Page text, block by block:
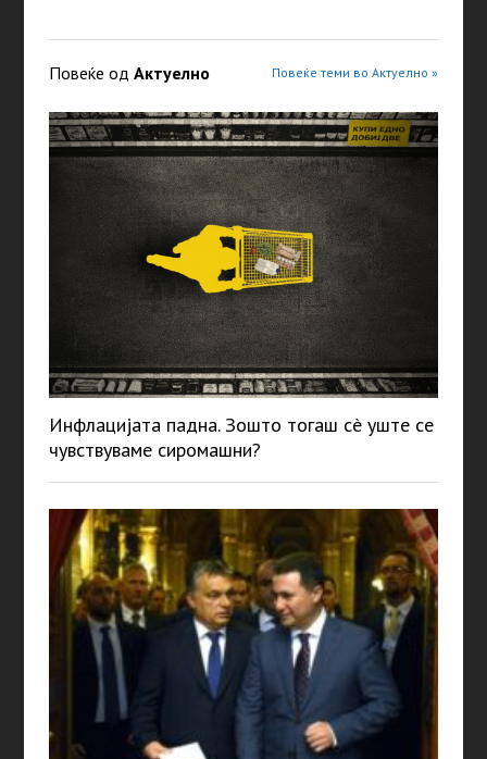
Повеќе од Актуелно Повеќе теми во Актуелно »
Инфлацијата падна. Зошто тогаш сè уште се
чувствуваме сиромашни?